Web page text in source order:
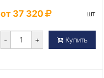
от 37 320 шт
- + Купить